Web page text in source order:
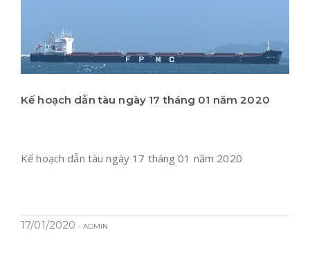
Kế hoạch dẫn tàu ngày 17 tháng 01 năm 2020
Kế hoạch dẫn tàu ngày 17 tháng 01 năm 2020
17/01/2020 - ADMIN